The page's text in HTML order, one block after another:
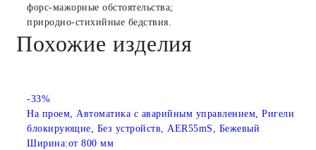
форс-мажорные обстоятельства;
природно-стихийные бедствия.
Похожие изделия
-33%
На проем, Автоматика с аварийным управлением, Ригели
блокирующие, Без устройств, AER55mS, Бежевый
Ширина:от 800 мм